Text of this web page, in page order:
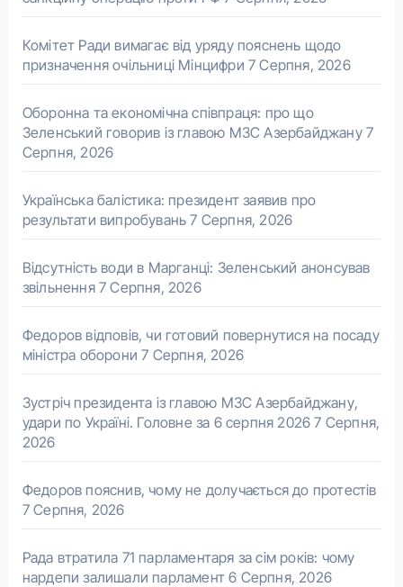
Комітет Ради вимагає від уряду пояснень щодо
призначення очільниці Мінцифри 7 Серпня, 2026
Оборонна та економічна співпраця: про що
Зеленський говорив із главою МЗС Азербайджану 7
Серпня, 2026
Українська балістика: президент заявив про
результати випробувань 7 Серпня, 2026
Відсутність води в Марганці: Зеленський анонсував
звільнення 7 Серпня, 2026
Федоров відповів, чи готовий повернутися на посаду
міністра оборони 7 Серпня, 2026
Зустріч президента із главою МЗС Азербайджану,
удари по Україні. Головне за 6 серпня 2026 7 Серпня,
2026
Федоров пояснив, чому не долучається до протестів
7 Серпня, 2026
Рада втратила 71 парламентаря за сім років: чому
нардепи залишали парламент 6 Серпня, 2026